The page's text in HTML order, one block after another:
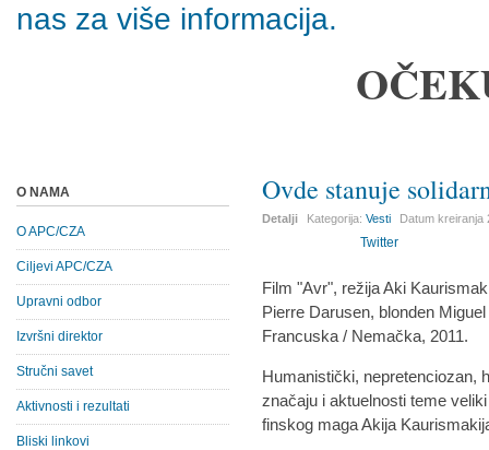
nas za više informacija.
Ovde stanuje
Detalji Kategorija:Vesti Datum kreiranja
Twitter
Film "Avr", režija Aki
Pierre Darusen, blonden
Francuska / Nemačka, 2011.
Humanistički, nepretenciozan,
značaju i aktuelnosti teme
finskog maga Akija
O NAMA
O APC/CZA
Ciljevi APC/CZA
Upravni odbor
Izvršni direktor
Stručni savet
Aktivnosti i rezultati
Bliski linkovi